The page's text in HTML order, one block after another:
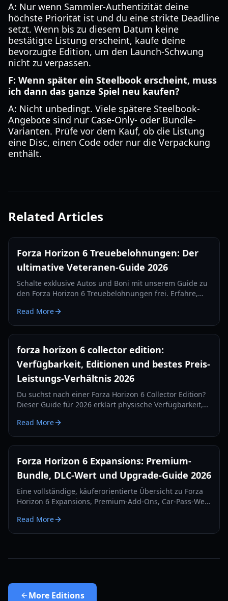
A: Nur wenn Sammler-Authentizität deine
höchste Priorität ist und du eine strikte Deadline
setzt. Wenn bis zu diesem Datum keine
bestätigte Listung erscheint, kaufe deine
bevorzugte Edition, um den Launch-Schwung
nicht zu verpassen.
F: Wenn später ein Steelbook erscheint, muss
ich dann das ganze Spiel neu kaufen?
A: Nicht unbedingt. Viele spätere Steelbook-
Angebote sind nur Case-Only- oder Bundle-
Varianten. Prüfe vor dem Kauf, ob die Listung
eine Disc, einen Code oder nur die Verpackung
enthält.
Related Articles
Forza Horizon 6 Treuebelohnungen: Der
ultimative Veteranen-Guide 2026
Schalte exklusive Autos und Boni mit unserem Guide zu
den Forza Horizon 6 Treuebelohnungen frei. Erfahre,
beanspruchst.
Read More
forza horizon 6 collector edition:
Verfügbarkeit, Editionen und bestes Preis-
Leistungs-Verhältnis 2026
Du suchst nach einer Forza Horizon 6 Collector Edition?
Dieser Guide für 2026 erklärt physische Verfügbarkeit,
Kaufoptionen.
Read More
Forza Horizon 6 Expansions: Premium-
Bundle, DLC-Wert und Upgrade-Guide 2026
Eine vollständige, käuferorientierte Übersicht zu Forza
Horizon 6 Expansions, Premium-Add-Ons, Car-Pass-Wert
Read More
More Editions